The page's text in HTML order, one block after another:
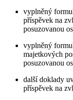
vyplněný
příspěvek na
posuzovanou
vyplněný
majetkových
posuzovanou
další doklady
příspěvek na